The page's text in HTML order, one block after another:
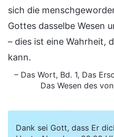
sich die
Gottes dasselbe Wesen
– dies ist eine Wahrheit,
kann.
– Das Wort, Bd. 1, Das
Das Wesen des
Dank sei Gott, dass Er